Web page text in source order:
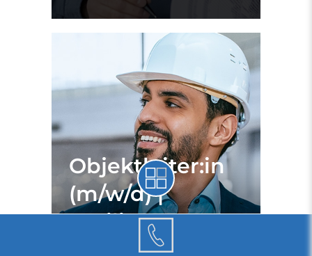
Objektleiter:in
(m/w/d) |
Facility
Management